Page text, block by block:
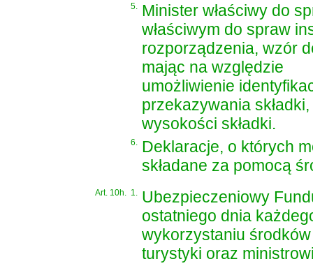
5.
Minister właściwy do
właściwym do spraw
rozporządzenia, wzór
mając na względzie
umożliwienie
przekazywania
wysokości składki.
6.
Deklaracje, o których
składane za pomocą
Art. 10h. 1.
Ubezpieczeniowy
ostatniego dnia
wykorzystaniu
turystyki oraz